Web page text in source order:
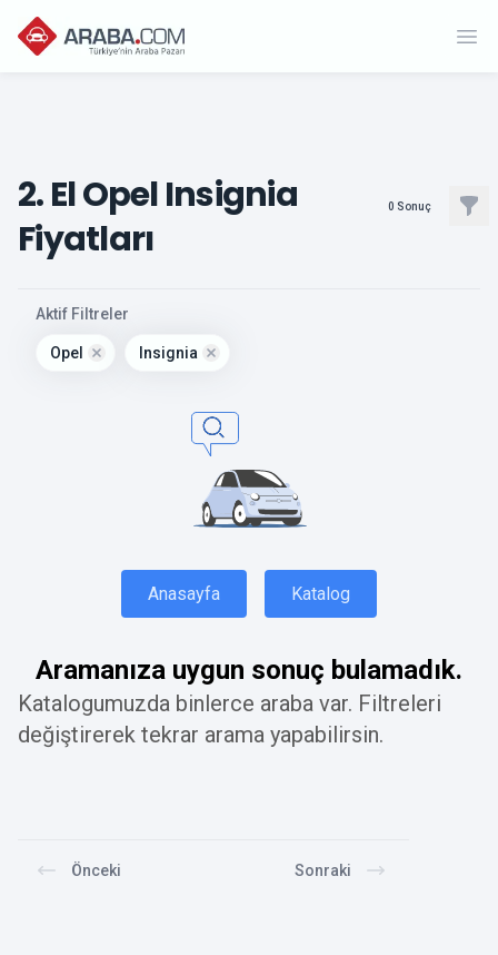
2. El Opel Insignia
Fiyatları
0 Sonuç
Aktif Filtreler
Opel Remove filter for
Insignia Remove filter for
Anasayfa Katalog
Aramanıza uygun sonuç bulamadık.
Katalogumuzda binlerce araba var. Filtreleri
değiştirerek tekrar arama yapabilirsin.
Önceki Sonraki